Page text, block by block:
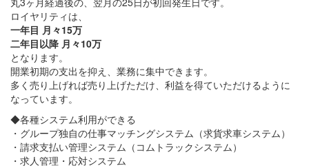
ロイヤリティは、
一年目 月々15万
二年目以降 月々10万
となります。
開業初期の支出を抑え、業務に集中できます。
多く売り上げれば売り上げただけ、利益を得ていただけるように
なっています。
◆各種システム利用ができる
・グループ独自の仕事マッチングシステム（求貨求車システム）
・請求支払い管理システム（コムトラックシステム）
・求人管理・応対システム